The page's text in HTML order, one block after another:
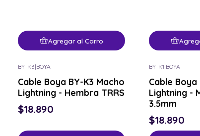
Agregar al Carro
BY-K3|BOYA
Cable Boya BY-K3 Macho
Lightning - Hembra TRRS
$18.890
BY-K1|BOYA
Cable Boya
Lightning -
3.5mm
$18.890